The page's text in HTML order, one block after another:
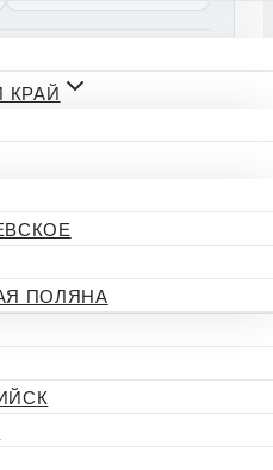
КРАЙ
ПОЛЯНА
новости
и готова ответить
СПРОСИТЬ